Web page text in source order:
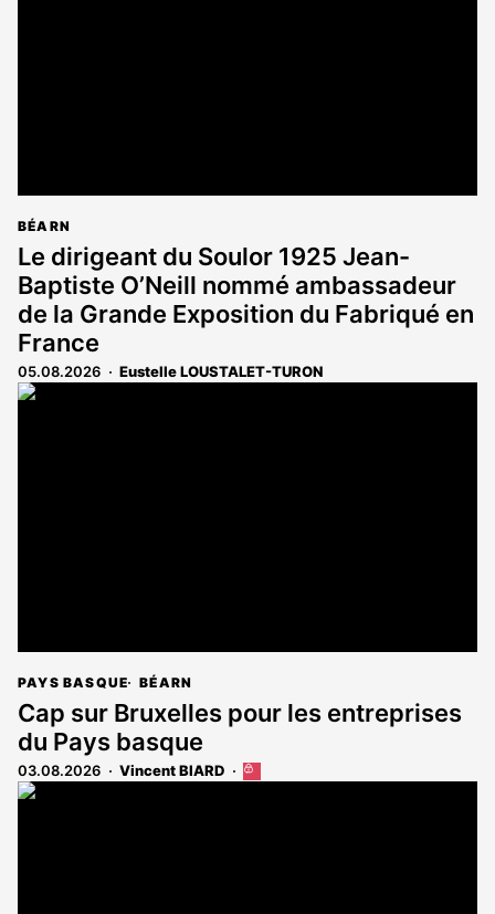
BÉARN
Le dirigeant du Soulor 1925 Jean-
Baptiste O’Neill nommé ambassadeur
de la Grande Exposition du Fabriqué en
France
05.08.2026 Eustelle LOUSTALET-TURON
PAYS BASQUE BÉARN
Cap sur Bruxelles pour les entreprises
du Pays basque
03.08.2026 Vincent BIARD
Cet